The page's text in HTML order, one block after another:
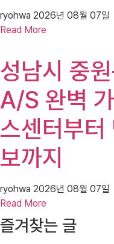
ryohwa 2026년 08월 07일
Read More
성남시 중
A/S 완벽
스센터부터
보까지
ryohwa 2026년 08월 07일
Read More
즐겨찾는 글